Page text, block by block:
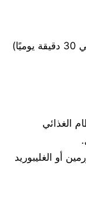
ممارسة نشاط بدني معتدل (مثل المشي 30 دقيقة يوميًا)
الغذائي
أو الغليبوريد